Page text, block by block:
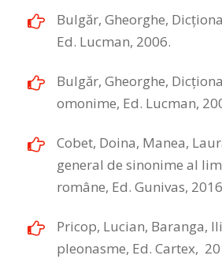
Bulgăr, Gheorghe,
Ed. Lucman, 2006.
Bulgăr, Gheorghe,
omonime, Ed. Lucman,
Cobet, Doina, Manea,
general de sinonime al
române, Ed. Gunivas,
Pricop, Lucian, Baranga,
pleonasme, Ed. Cartex,